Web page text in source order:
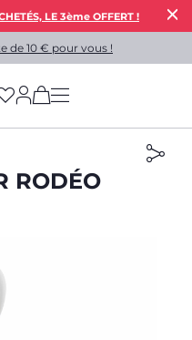
LE 3ème OFFERT !
de 10 € pour vous !
(has more options
RODÉO